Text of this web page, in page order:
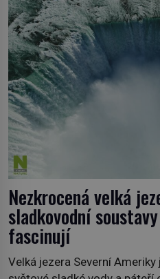
která nám mají co nabídnout
historička Bettany Hughes,
pozoruhodné úkazy, o
neslyšeli. Hora, […]
Nezkrocená velká
sladkovodní
fascinují
Velká jezera Severní